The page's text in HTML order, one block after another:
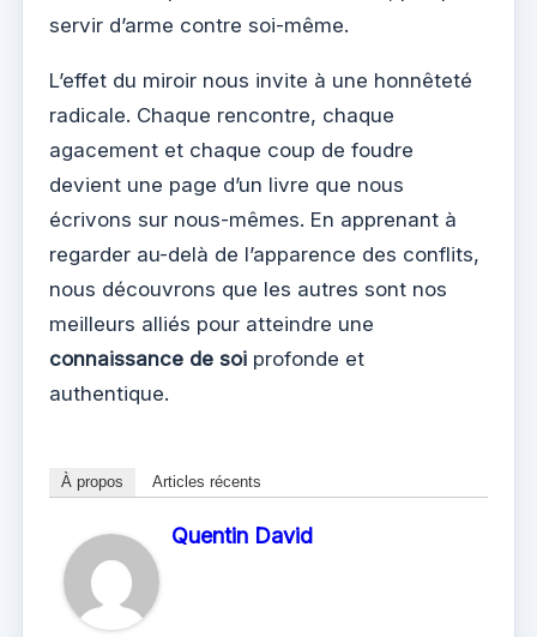
servir d’arme contre soi-même.
L’effet du miroir nous invite à une honnêteté
radicale. Chaque rencontre, chaque
agacement et chaque coup de foudre
devient une page d’un livre que nous
écrivons sur nous-mêmes. En apprenant à
regarder au-delà de l’apparence des conflits,
nous découvrons que les autres sont nos
meilleurs alliés pour atteindre une
connaissance de soi profonde et
authentique.
À propos Articles récents
Quentin David